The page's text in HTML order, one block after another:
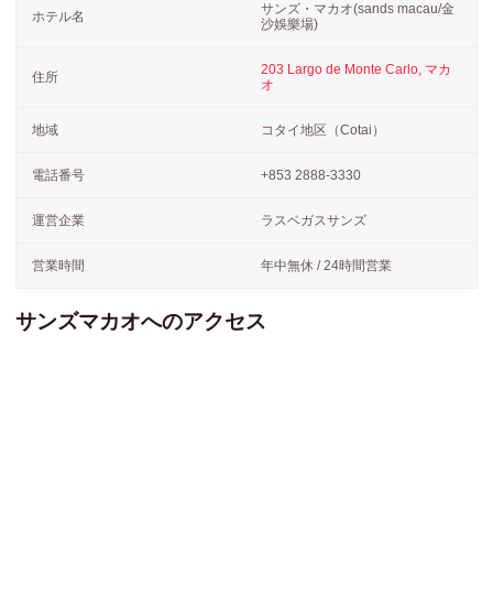
ホテル名
サンズ・マカオ(sands macau/金
沙娛樂場)
住所
203 Largo de Monte Carlo, マカ
オ
地域 コタイ地区（Cotai）
電話番号 +853 2888-3330
運営企業 ラスベガスサンズ
営業時間 年中無休 / 24時間営業
サンズマカオへのアクセス